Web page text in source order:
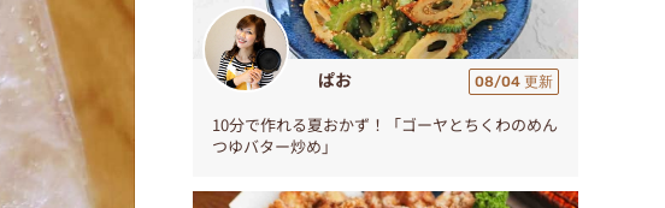
ぱお 08/04 更新
10分で作れる夏おかず！「ゴーヤとちくわのめん
つゆバター炒め」